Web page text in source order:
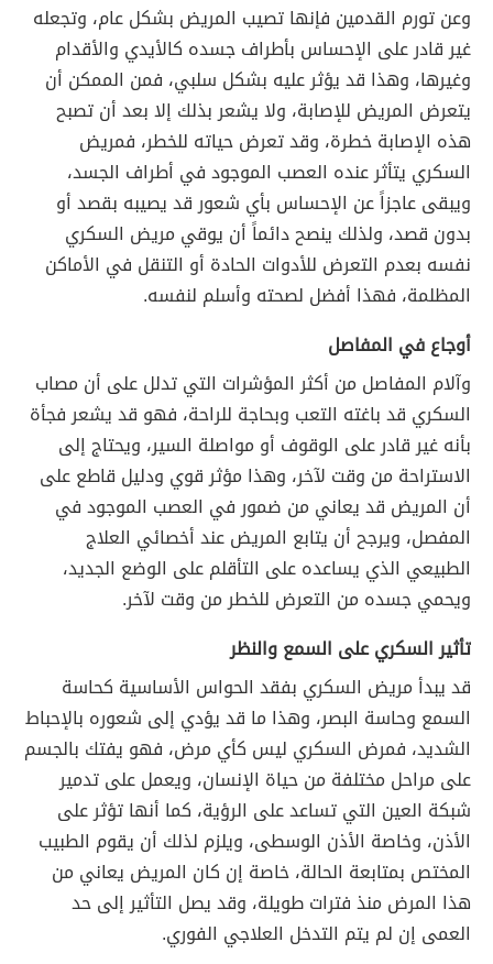
وعن تورم القدمين فإنها تصيب المريض بشكل عام، وتجعله
غير قادر على الإحساس بأطراف جسده كالأيدي والأقدام
وغيرها، وهذا قد يؤثر عليه بشكل سلبي، فمن الممكن أن
يتعرض المريض للإصابة، ولا يشعر بذلك إلا بعد أن تصبح
هذه الإصابة خطرة، وقد تعرض حياته للخطر، فمريض
السكري يتأثر عنده العصب الموجود في أطراف الجسد،
ويبقى عاجزاً عن الإحساس بأي شعور قد يصيبه بقصد أو
بدون قصد، ولذلك ينصح دائماً أن يوقي مريض السكري
نفسه بعدم التعرض للأدوات الحادة أو التنقل في الأماكن
المظلمة، فهذا أفضل لصحته وأسلم لنفسه.
أوجاع في المفاصل
وآلام المفاصل من أكثر المؤشرات التي تدلل على أن مصاب
السكري قد باغته التعب وبحاجة للراحة، فهو قد يشعر فجأة
بأنه غير قادر على الوقوف أو مواصلة السير، ويحتاج إلى
الاستراحة من وقت لآخر، وهذا مؤثر قوي ودليل قاطع على
أن المريض قد يعاني من ضمور في العصب الموجود في
المفصل، ويرجح أن يتابع المريض عند أخصائي العلاج
الطبيعي الذي يساعده على التأقلم على الوضع الجديد،
ويحمي جسده من التعرض للخطر من وقت لآخر.
تأثير السكري على السمع والنظر
قد يبدأ مريض السكري بفقد الحواس الأساسية كحاسة
السمع وحاسة البصر، وهذا ما قد يؤدي إلى شعوره بالإحباط
الشديد، فمرض السكري ليس كأي مرض، فهو يفتك بالجسم
على مراحل مختلفة من حياة الإنسان، ويعمل على تدمير
شبكة العين التي تساعد على الرؤية، كما أنها تؤثر على
الأذن، وخاصة الأذن الوسطى، ويلزم لذلك أن يقوم الطبيب
المختص بمتابعة الحالة، خاصة إن كان المريض يعاني من
هذا المرض منذ فترات طويلة، وقد يصل التأثير إلى حد
العمى إن لم يتم التدخل العلاجي الفوري.